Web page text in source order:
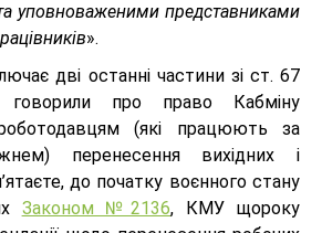
уповноваженими представниками
».
дві останні частини зі ст. 67
про право Кабміну
(які працюють за
перенесення вихідних і
до початку воєнного стану
Законом №2136, КМУ щороку